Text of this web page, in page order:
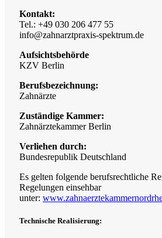
Kontakt:
Tel.: +49 030 206 477 55
info@zahnarztpraxis-spektrum.de
Aufsichtsbehörde
KZV Berlin
Berufsbezeichnung:
Zahnärzte
Zuständige Kammer:
Zahnärztekammer Berlin
Verliehen durch:
Bundesrepublik Deutschland
Es gelten folgende berufsrechtliche
Regelungen einsehbar
unter:
Technische Realisierung: